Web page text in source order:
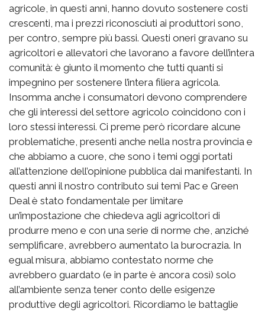
agricole, in questi anni, hanno dovuto sostenere costi
crescenti, ma i prezzi riconosciuti ai produttori sono,
per contro, sempre più bassi. Questi oneri gravano su
agricoltori e allevatori che lavorano a favore dell’intera
comunità: è giunto il momento che tutti quanti si
impegnino per sostenere l’intera filiera agricola.
Insomma anche i consumatori devono comprendere
che gli interessi del settore agricolo coincidono con i
loro stessi interessi. Ci preme però ricordare alcune
problematiche, presenti anche nella nostra provincia e
che abbiamo a cuore, che sono i temi oggi portati
all’attenzione dell’opinione pubblica dai manifestanti. In
questi anni il nostro contributo sui temi Pac e Green
Deal è stato fondamentale per limitare
un’impostazione che chiedeva agli agricoltori di
produrre meno e con una serie di norme che, anziché
semplificare, avrebbero aumentato la burocrazia. In
egual misura, abbiamo contestato norme che
avrebbero guardato (e in parte è ancora così) solo
all’ambiente senza tener conto delle esigenze
produttive degli agricoltori. Ricordiamo le battaglie